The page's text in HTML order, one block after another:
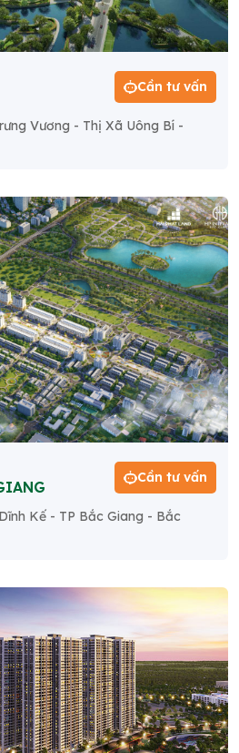
Cần tư vấn
Vương - Thị Xã Uông Bí -
Cần tư vấn
Kế - TP Bắc Giang - Bắc